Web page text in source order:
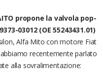
propone la valvola pop-
03012 (OE 55243431.01)
Alfa Mito con motore Fiat
recentemente parlato
alla sovralimentazione: